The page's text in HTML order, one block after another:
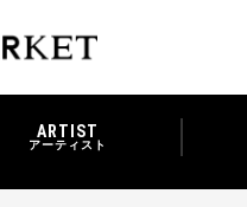
ARTIST
アーティスト